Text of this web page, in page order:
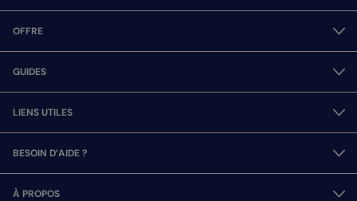
OFFRE
GUIDES
LIENS UTILES
BESOIN D’AIDE ?
À PROPOS